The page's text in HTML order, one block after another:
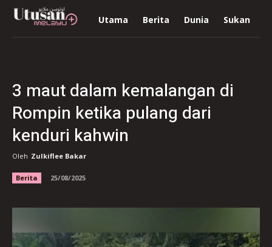
Utama Berita Dunia Sukan
3 maut dalam kemalangan di
Rompin ketika pulang dari
kenduri kahwin
Oleh Zulkiflee Bakar
Berita 25/08/2025